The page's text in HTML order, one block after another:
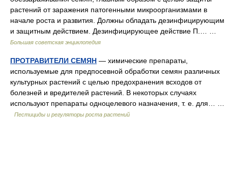
растений от заражения патогенными микроорганизмами в
начале роста и развития. Должны обладать дезинфицирующим
и защитным действием. Дезинфицирующее действие П.… …
Большая советская энциклопедия
ПРОТРАВИТЕЛИ СЕМЯН — химические препараты,
используемые для предпосевной обработки семян различных
культурных растений с целью предохранения всходов от
болезней и вредителей растений. В некоторых случаях
используют препараты одноцелевого назначения, т. е. для… …
Пестициды и регуляторы роста растений